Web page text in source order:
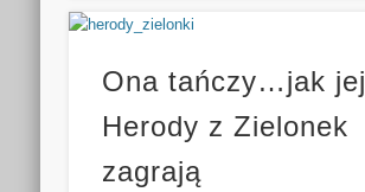
Ona tańczy…jak jej
Herody z Zielonek
zagrają